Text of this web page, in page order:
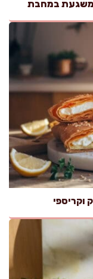
משגעת במחבת
וקריספי